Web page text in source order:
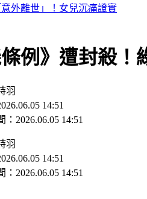
外離世」！女兒沉痛證實
條例》遭封殺
羽
14:51
2026.06.05 14:51
羽
14:51
： 2026.06.05 14:51